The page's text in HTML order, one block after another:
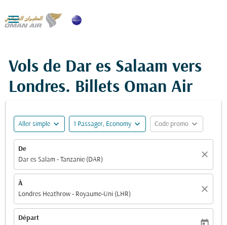

Vols de Dar es Salaam vers
Londres. Billets Oman Air
Aller simple expand_more 1 Passager, Economy expand_more Code promo expand_more
De
Dar es Salam - Tanzanie (DAR)
close
À
Londres Heathrow - Royaume-Uni (LHR)
close
Départ